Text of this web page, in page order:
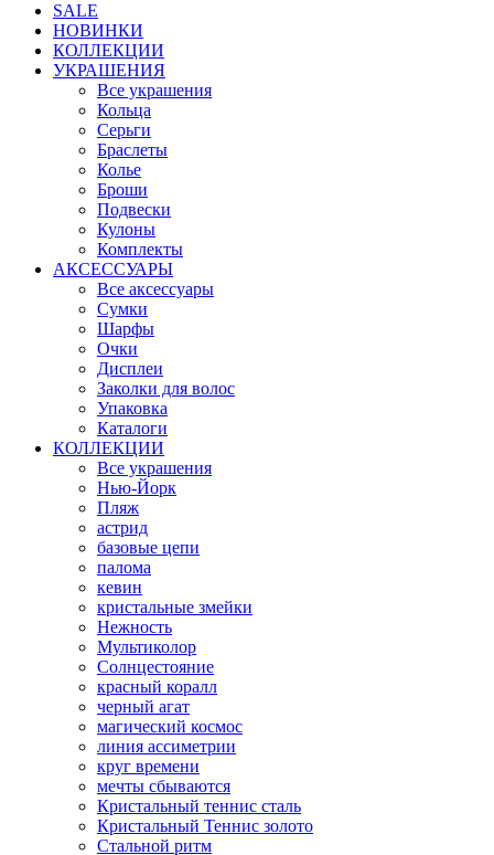
SALE
НОВИНКИ
КОЛЛЕКЦИИ
УКРАШЕНИЯ
Все украшения
Кольца
Серьги
Браслеты
Колье
Броши
Подвески
Кулоны
Комплекты
АКСЕССУАРЫ
Все аксессуары
Сумки
Шарфы
Очки
Дисплеи
Заколки для волос
Упаковка
Каталоги
КОЛЛЕКЦИИ
Все украшения
Нью-Йорк
Пляж
астрид
базовые цепи
палома
кевин
кристальные змейки
Нежность
Мультиколор
Солнцестояние
красный коралл
черный агат
магический космос
линия ассиметрии
круг времени
мечты сбываются
Кристальный теннис сталь
Кристальный Теннис золото
Стальной ритм